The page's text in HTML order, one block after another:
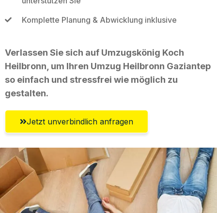
Komplette Planung & Abwicklung inklusive
Verlassen Sie sich auf Umzugskönig Koch
Heilbronn, um Ihren Umzug Heilbronn Gaziantep
so einfach und stressfrei wie möglich zu
gestalten.
Jetzt unverbindlich anfragen